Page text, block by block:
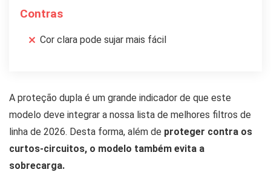
Contras
Cor clara pode sujar mais fácil
A proteção dupla é um grande indicador de que este
modelo deve integrar a nossa lista de melhores filtros de
linha de 2026. Desta forma, além de proteger contra os
curtos-circuitos, o modelo também evita a
sobrecarga.